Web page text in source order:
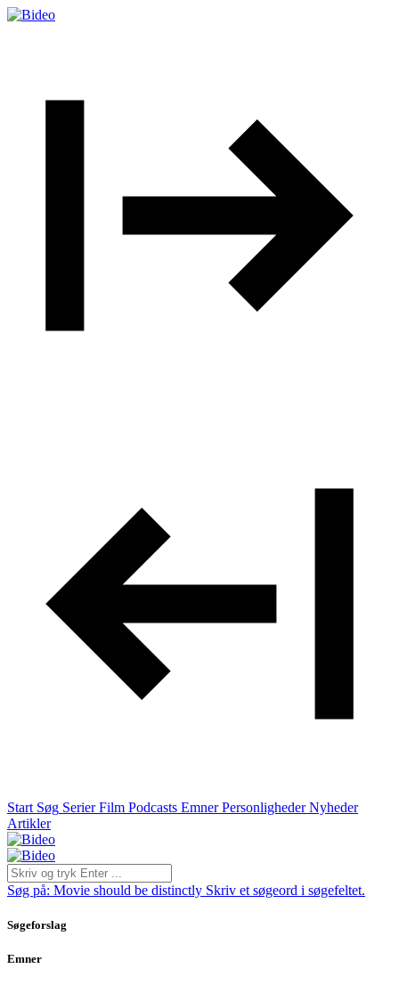
Start Søg Serier Film Podcasts Emner Personligheder Nyheder
Artikler
Søg på: Movie should be distinctly Skriv et søgeord i søgefeltet.
Søgeforslag
Emner